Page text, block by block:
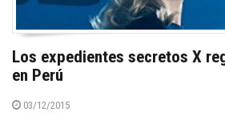
Los expedientes secretos X
en Perú
03/12/2015